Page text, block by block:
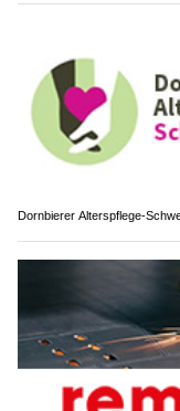
Dornbierer Alterspflege-